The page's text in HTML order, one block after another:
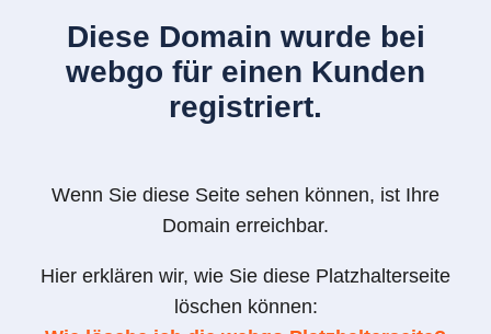
Diese Domain wurde bei
webgo für einen Kunden
registriert.
Wenn Sie diese Seite sehen können, ist Ihre
Domain erreichbar.
Hier erklären wir, wie Sie diese Platzhalterseite
löschen können: